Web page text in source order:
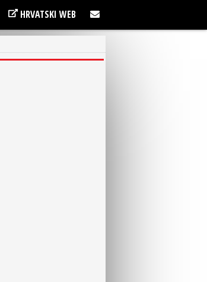
HRVATSKI WEB